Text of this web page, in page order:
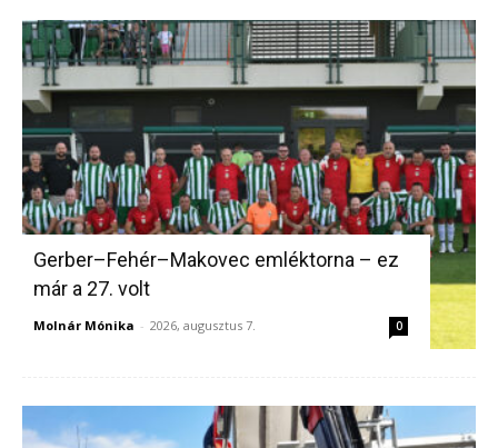
Gerber–Fehér–Makovec emléktorna – ez
már a 27. volt
Molnár Mónika - 2026, augusztus 7. 0